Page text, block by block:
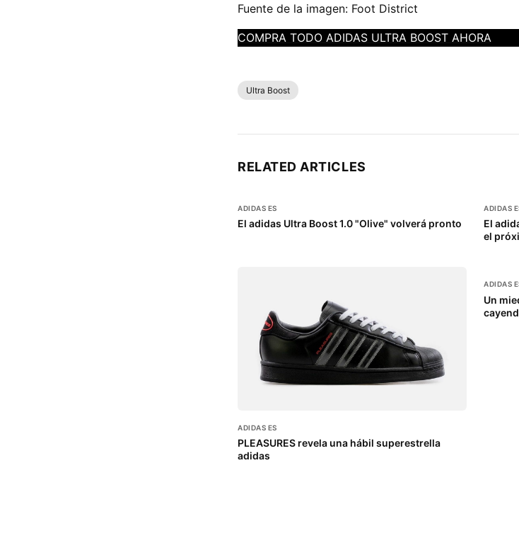
Fuente de la imagen: Foot District
COMPRA TODO ADIDAS ULTRA BOOST AHORA
Ultra Boost
RELATED ARTICLES
ADIDAS ES
El adidas Ultra Boost 1.0 "Olive" volverá pronto
ADIDAS
El
el
ADIDAS ES
PLEASURES revela una hábil superestrella
adidas
ADIDAS
Un